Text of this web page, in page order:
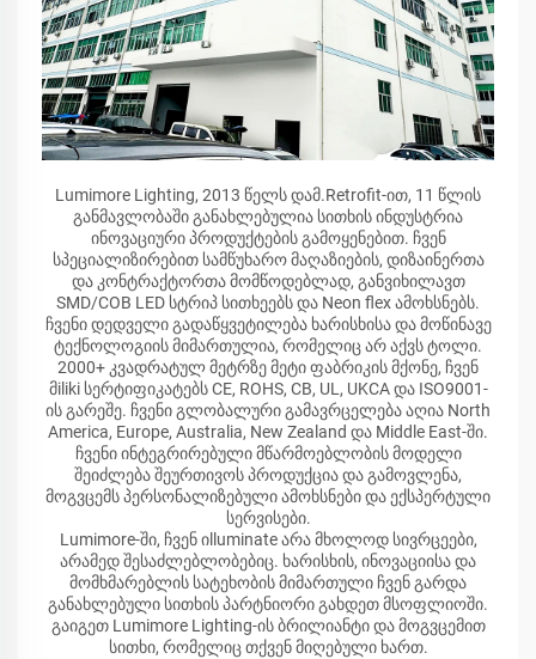
Lumimore Lighting, 2013 წელს დამ.Retrofit-ით, 11 წლის
განმავლობაში განახლებულია სითხის ინდუსტრია
ინოვაციური პროდუქტების გამოყენებით. ჩვენ
სპეციალიზირებით სამწუხარო მაღაზიების, დიზაინერთა
და კონტრაქტორთა მომწოდებლად, განვიხილავთ
SMD/COB LED სტრიპ სითხეებს და Neon flex ამოხსნებს.
ჩვენი დედველი გადაწყვეტილება ხარისხისა და მოწინავე
ტექნოლოგიის მიმართულია, რომელიც არ აქვს ტოლი.
2000+ კვადრატულ მეტრზე მეტი ფაბრიკის მქონე, ჩვენ
მiliki სერტიფიკატებს CE, ROHS, CB, UL, UKCA და ISO9001-
ის გარეშე. ჩვენი გლობალური გამავრცელება აღია North
America, Europe, Australia, New Zealand და Middle East-ში.
ჩვენი ინტეგრირებული მწარმოებლობის მოდელი
შეიძლება შეურთივოს პროდუქცია და გამოვლენა,
მოგვცემს პერსონალიზებული ამოხსნები და ექსპერტული
სერვისები.
Lumimore-ში, ჩვენ იlluminate არა მხოლოდ სივრცეები,
არამედ შესაძლებლობებიც. ხარისხის, ინოვაციისა და
მომხმარებლის სატეხობის მიმართული ჩვენ გარდა
განახლებული სითხის პარტნიორი გახდეთ მსოფლიოში.
გაიგეთ Lumimore Lighting-ის ბრილიანტი და მოგვცემით
სითხი, რომელიც თქვენ მიღებული ხართ.